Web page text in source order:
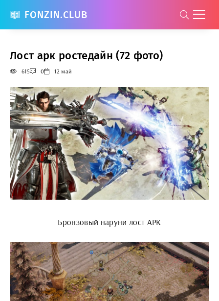
FONZIN.CLUB
Лост арк ростедайн (72 фото)
615 0 12 май
Бронзовый наруни лост АРК